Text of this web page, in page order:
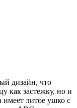
дизайн, что
как застежку, но и
имеет литое ушко с